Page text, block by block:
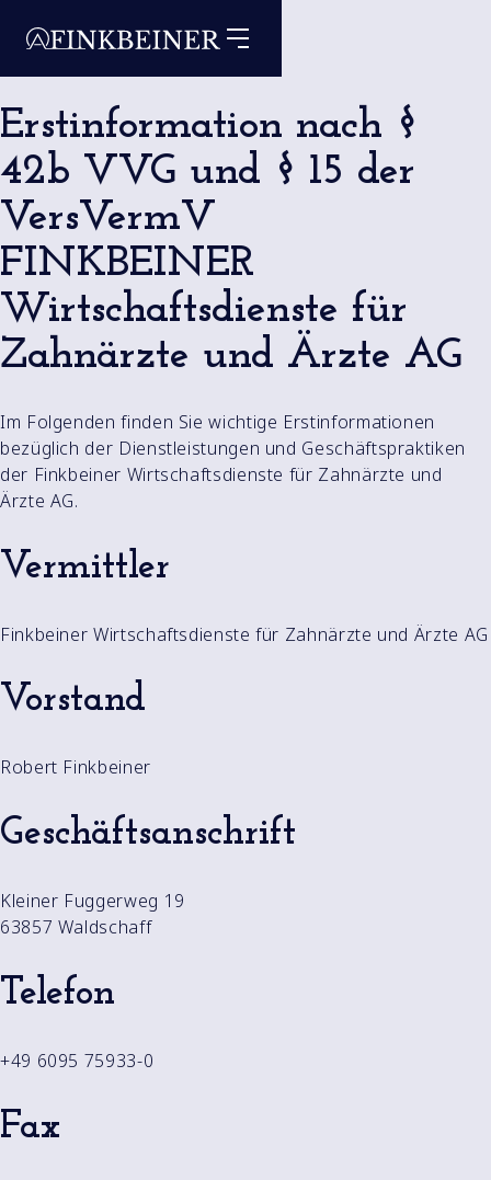
Erstinformation nach §
42b VVG und § 15 der
VersVermV
FINKBEINER
Wirtschaftsdienste für
Zahnärzte und Ärzte AG
Im Folgenden finden Sie wichtige Erstinformationen
bezüglich der Dienstleistungen und Geschäftspraktiken
der Finkbeiner Wirtschaftsdienste für Zahnärzte und
Ärzte AG.
Vermittler
Finkbeiner Wirtschaftsdienste für Zahnärzte und Ärzte AG
Vorstand
Robert Finkbeiner
Geschäftsanschrift
Kleiner Fuggerweg 19
63857 Waldschaff
Telefon
+49 6095 75933-0
Fax